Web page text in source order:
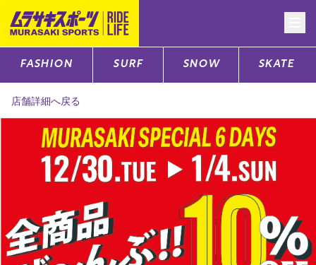
CATEGORY
サーフTOP
スケートTOP
FASHION SURF SNOW SKATE
店舗詳細へ戻る